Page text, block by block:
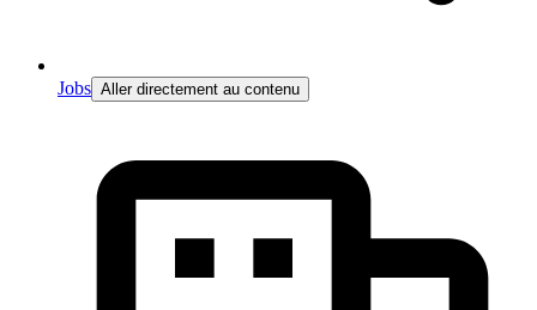
Jobs Aller directement au contenu